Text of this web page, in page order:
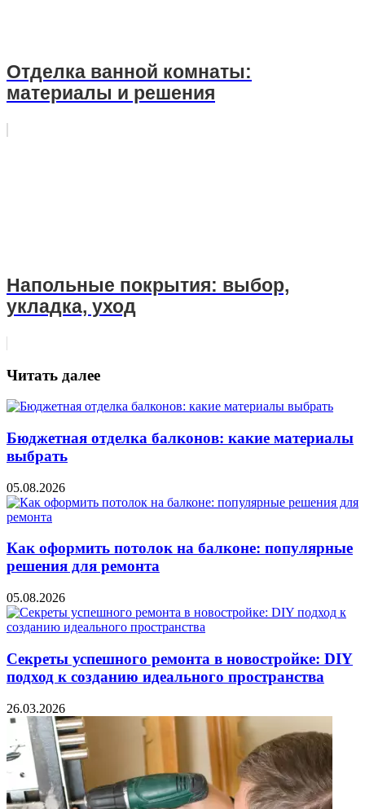
Отделка ванной комнаты:
материалы и решения
Напольные покрытия: выбор,
укладка, уход
Читать далее
Бюджетная отделка балконов: какие материалы
выбрать
05.08.2026
Как оформить потолок на балконе: популярные
решения для ремонта
05.08.2026
Секреты успешного ремонта в новостройке: DIY
подход к созданию идеального пространства
26.03.2026